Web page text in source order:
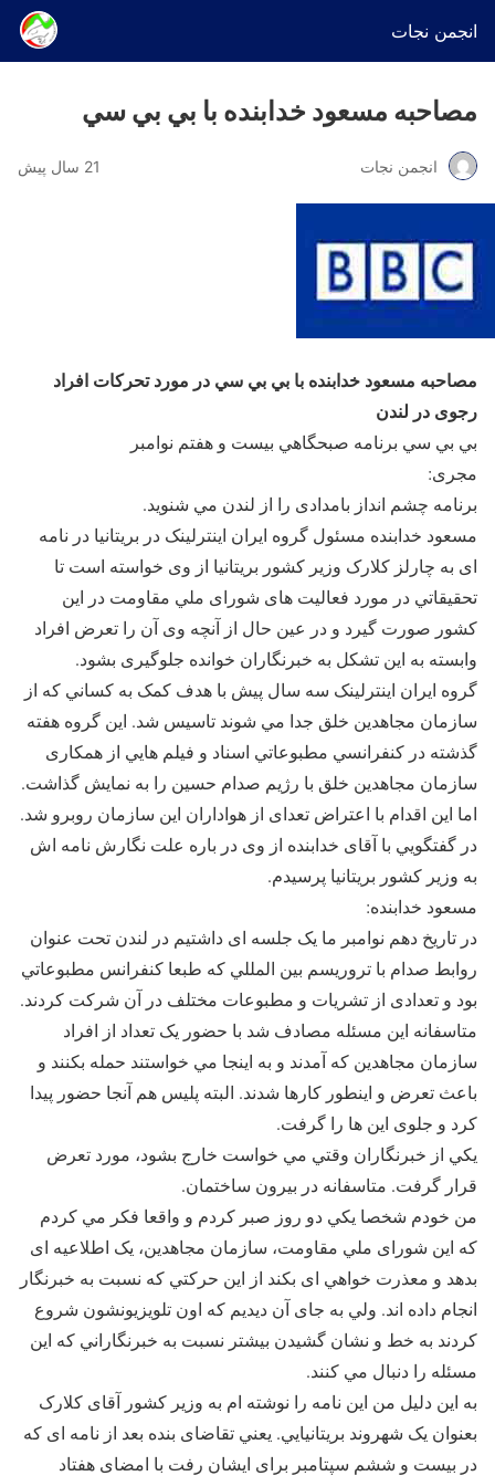
انجمن نجات
مصاحبه مسعود خدابنده با بي بي سي
انجمن نجات 21 سال پیش
مصاحبه مسعود خدابنده با بي بي سي در مورد تحرکات افراد
رجوی در لندن
بي بي سي برنامه صبحگاهي بيست و هفتم نوامبر
مجری:
برنامه چشم انداز بامدادی را از لندن مي شنويد.
مسعود خدابنده مسئول گروه ايران اينترلينک در بريتانيا در نامه
ای به چارلز کلارک وزير کشور بريتانيا از وی خواسته است تا
تحقيقاتي در مورد فعاليت های شورای ملي مقاومت در اين
کشور صورت گيرد و در عين حال از آنچه وی آن را تعرض افراد
وابسته به اين تشکل به خبرنگاران خوانده جلوگيری بشود.
گروه ايران اينترلينک سه سال پيش با هدف کمک به کساني که از
سازمان مجاهدين خلق جدا مي شوند تاسيس شد. اين گروه هفته
گذشته در کنفرانسي مطبوعاتي اسناد و فيلم هايي از همکاری
سازمان مجاهدين خلق با رژيم صدام حسين را به نمايش گذاشت.
اما اين اقدام با اعتراض تعدای از هواداران اين سازمان روبرو شد.
در گفتگويي با آقای خدابنده از وی در باره علت نگارش نامه اش
به وزير کشور بريتانيا پرسيدم.
مسعود خدابنده:
در تاريخ دهم نوامبر ما يک جلسه ای داشتيم در لندن تحت عنوان
روابط صدام با تروريسم بين المللي که طبعا کنفرانس مطبوعاتي
بود و تعدادی از تشريات و مطبوعات مختلف در آن شرکت کردند.
متاسفانه اين مسئله مصادف شد با حضور يک تعداد از افراد
سازمان مجاهدين که آمدند و به اينجا مي خواستند حمله بکنند و
باعث تعرض و اينطور کارها شدند. البته پليس هم آنجا حضور پيدا
کرد و جلوی اين ها را گرفت.
يکي از خبرنگاران وقتي مي خواست خارج بشود، مورد تعرض
قرار گرفت. متاسفانه در بيرون ساختمان.
من خودم شخصا يکي دو روز صبر کردم و واقعا فکر مي کردم
که اين شورای ملي مقاومت، سازمان مجاهدين، يک اطلاعيه ای
بدهد و معذرت خواهي ای بکند از اين حرکتي که نسبت به خبرنگار
انجام داده اند. ولي به جای آن ديديم که اون تلويزيونشون شروع
کردند به خط و نشان گشيدن بيشتر نسبت به خبرنگاراني که اين
مسئله را دنبال مي کنند.
به اين دليل من اين نامه را نوشته ام به وزير کشور آقای کلارک
بعنوان يک شهروند بريتانيايي. يعني تقاضای بنده بعد از نامه ای که
در بيست و ششم سپتامبر برای ايشان رفت با امضای هفتاد